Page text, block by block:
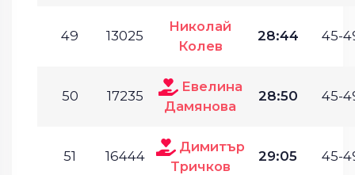
49 13025
Николай
Колев
28:44 45-
50 17235
Евелина
Дамянова
28:50 45-
51 16444
Димитър
Тричков
29:05 45-